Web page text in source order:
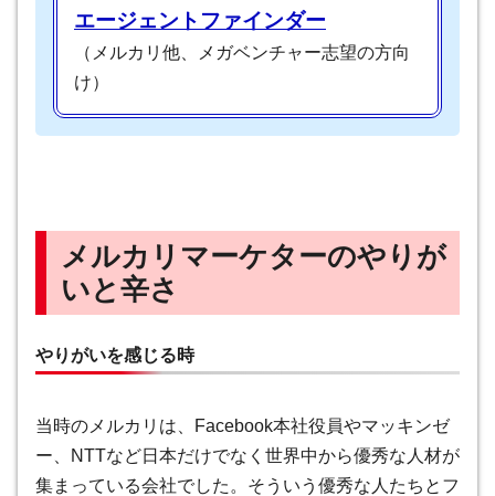
エージェントファインダー
（メルカリ他、メガベンチャー志望の方向
け）
メルカリマーケターのやりが
いと辛さ
やりがいを感じる時
当時のメルカリは、Facebook本社役員やマッキンゼ
ー、NTTなど日本だけでなく世界中から優秀な人材が
集まっている会社でした。そういう優秀な人たちとフ